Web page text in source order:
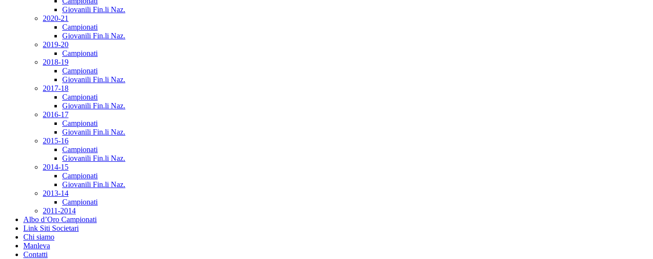
Giovanili Fin.li Naz.
2020-21
Campionati
Giovanili Fin.li Naz.
2019-20
Campionati
2018-19
Campionati
Giovanili Fin.li Naz.
2017-18
Campionati
Giovanili Fin.li Naz.
2016-17
Campionati
Giovanili Fin.li Naz.
2015-16
Campionati
Giovanili Fin.li Naz.
2014-15
Campionati
Giovanili Fin.li Naz.
2013-14
Campionati
2011-2014
Albo d’Oro Campionati
Link Siti Societari
Chi siamo
Manleva
Contatti